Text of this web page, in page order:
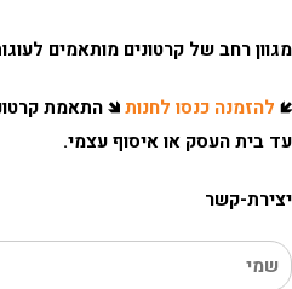
רחב של קרטונים מותאמים לעוגות
להזמנה כנסו לחנות🡾התאמת
בית העסק או איסוף עצמי.
קשר